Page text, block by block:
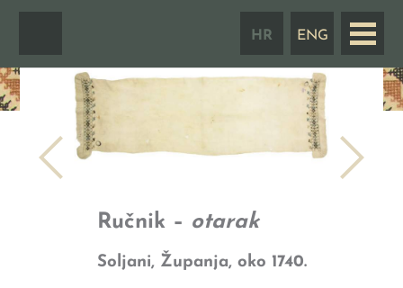
HR ENG
Ručnik – otarak
Soljani, Županja, oko 1740.